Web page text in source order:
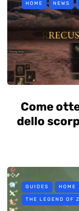
HOME NEWS
Come
dello
GUIDES HOME
THE LEGEND OF